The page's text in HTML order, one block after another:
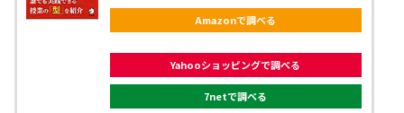
Amazonで調べる
Yahooショッピングで調べる
7netで調べる